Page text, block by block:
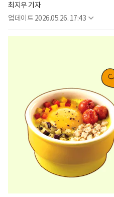
최지우 기자
업데이트 2026.05.26. 17:43